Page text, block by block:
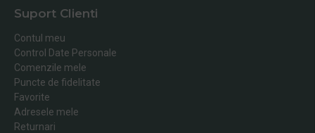
Suport Clienti
Contul meu
Control Date Personale
Comenzile mele
Puncte de fidelitate
Favorite
Adresele mele
Returnari